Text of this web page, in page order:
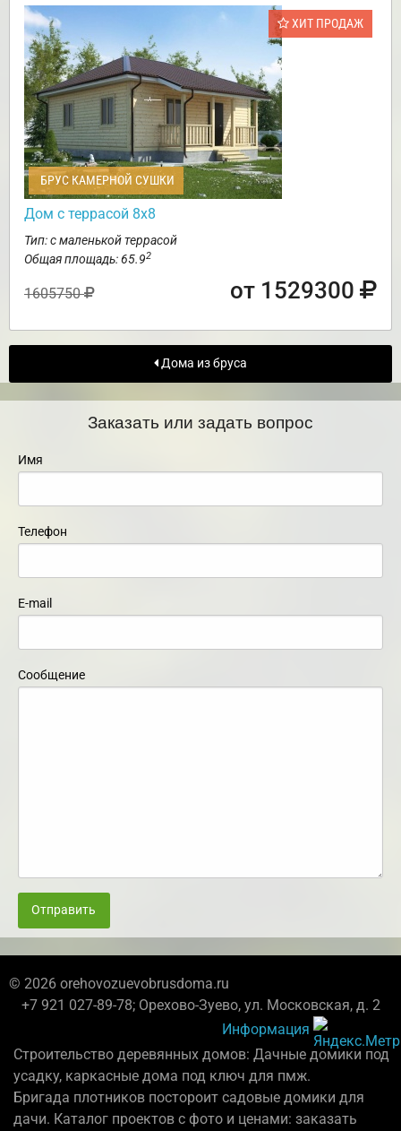
ХИТ ПРОДАЖ
БРУС КАМЕРНОЙ СУШКИ
Дом с террасой 8х8
Тип: с маленькой террасой
Общая площадь: 65.92
1605750 от 1529300
Дома из бруса
Заказать или задать вопрос
Имя
Телефон
E-mail
Сообщение
Отправить
© 2026 orehovozuevobrusdoma.ru
+7 921 027-89-78; Орехово-Зуево, ул. Московская, д. 2
Информация
Строительство деревянных домов: Дачные домики под
усадку, каркасные дома под ключ для пмж.
Бригада плотников постороит садовые домики для
дачи. Каталог проектов с фото и ценами: заказать